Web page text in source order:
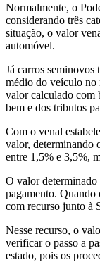
Normalmente, o
considerando três
situação, o valor
automóvel.
Já carros seminovos
médio do veículo no
valor calculado com
bem e dos tributos
Com o venal
valor, determinando
entre 1,5% e 3,5%,
O valor determinado
pagamento. Quando
com recurso junto à
Nesse recurso, o
verificar o passo a
estado, pois os